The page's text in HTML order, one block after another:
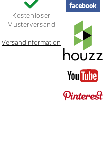
Kostenloser
Musterversand
Versandinformation